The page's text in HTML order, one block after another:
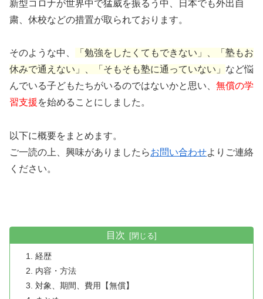
新型コロナが世界中で猛威を振るう中、日本でも外出自
粛、休校などの措置が取られております。
そのような中、
「勉強をしたくてもできない」、「塾もお
休みで通えない」、「そもそも塾に通っていない」 など悩
んでいる子どもたちがいるのではないかと思い、 無償の学
習支援を始めることにしました。
以下に概要をまとめます。
ご一読の上、興味がありましたらお問い合わせよりご連絡
ください。
目次
経歴
内容・方法
対象、期間、費用【無償】